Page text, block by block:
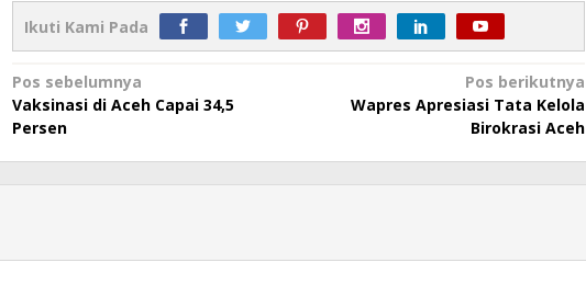
Ikuti Kami Pada
Navigasi
pos
Pos sebelumnya
Vaksinasi di Aceh Capai 34,5
Persen
Pos berikutnya
Wapres Apresiasi Tata Kelola
Birokrasi Aceh